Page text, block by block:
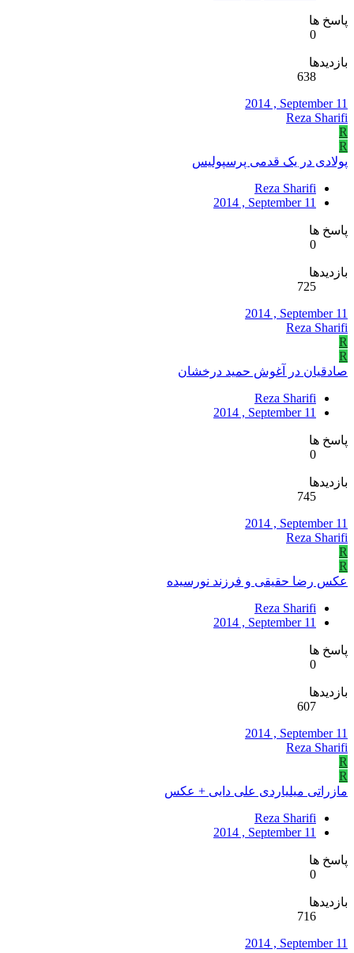
پاسخ ها
0
بازدیدها
638
2014 , September 11
Reza Sharifi
R
R
پولادی در يک قدمی پرسپوليس
Reza Sharifi
2014 , September 11
پاسخ ها
0
بازدیدها
725
2014 , September 11
Reza Sharifi
R
R
صادقيان در آغوش حمید درخشان
Reza Sharifi
2014 , September 11
پاسخ ها
0
بازدیدها
745
2014 , September 11
Reza Sharifi
R
R
عکس رضا حقيقی و فرزند نورسيده
Reza Sharifi
2014 , September 11
پاسخ ها
0
بازدیدها
607
2014 , September 11
Reza Sharifi
R
R
مازراتی میلیاردی علی دایی + عکس
Reza Sharifi
2014 , September 11
پاسخ ها
0
بازدیدها
716
2014 , September 11